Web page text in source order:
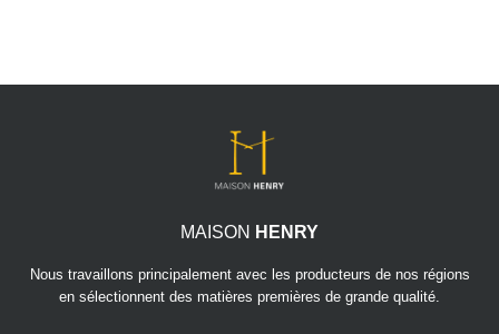
MAISON HENRY
Nous travaillons principalement avec les producteurs de nos régions
en sélectionnent des matières premières de grande qualité.